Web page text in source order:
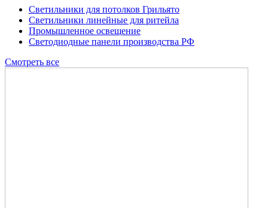
Светильники для потолков Грильято
Светильники линейные для ритейла
Промышленное освещение
Светодиодные панели производства РФ
Смотреть все